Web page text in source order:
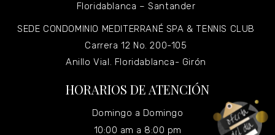
Floridablanca – Santander
SEDE CONDOMINIO MEDITERRANÉ SPA & TENNIS CLUB
Carrera 12 No. 200-105
Anillo Vial. Floridablanca- Girón
HORARIOS DE ATENCIÓN
Domingo a Domingo
10:00 am a 8:00 pm